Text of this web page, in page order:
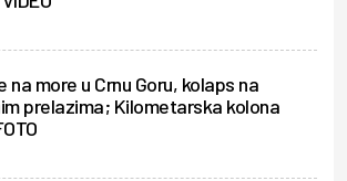
na more u Crnu Goru, kolaps na
prelazima; Kilometarska kolona